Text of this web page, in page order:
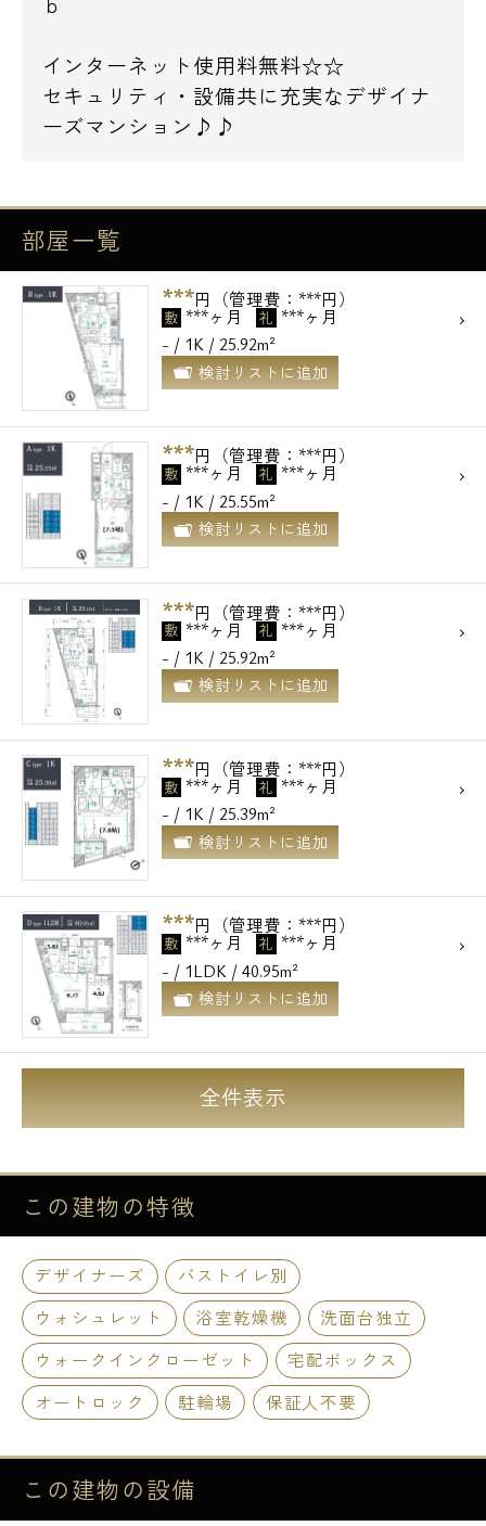
インターネット使用料無料☆☆
セキュリティ・設備共に充実なデザイナ
ーズマンション♪♪
部屋一覧
***円（管理費：***円）
敷 ***ヶ月 礼 ***ヶ月
- / 1K / 25.92m²
検討リストに追加
***円（管理費：***円）
敷 ***ヶ月 礼 ***ヶ月
- / 1K / 25.55m²
検討リストに追加
***円（管理費：***円）
敷 ***ヶ月 礼 ***ヶ月
- / 1K / 25.92m²
検討リストに追加
***円（管理費：***円）
敷 ***ヶ月 礼 ***ヶ月
- / 1K / 25.39m²
検討リストに追加
***円（管理費：***円）
敷 ***ヶ月 礼 ***ヶ月
- / 1LDK / 40.95m²
検討リストに追加
全件表示
この建物の特徴
デザイナーズ
バストイレ別
ウォシュレット
浴室乾燥機
洗面台独立
ウォークインクローゼット
宅配ボックス
オートロック
駐輪場 保証人不要
この建物の設備